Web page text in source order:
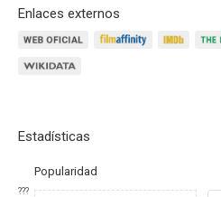
Enlaces externos
Estadísticas
Popularidad
???